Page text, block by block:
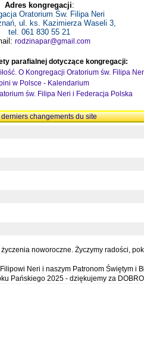
Adres kongregacji:
Oratorium Św. Filipa Neri
ul. ks. Kazimierza Waseli 3,
tel. 061 830 55 21
rodzinapar@gmail.com
parafialnej dotyczące kongregacji:
O Kongregacji Oratorium św. Filipa
w Polsce - Kalendarium
św. Filipa Neri i Federacja Polska
changements du site
noworoczne. Życzymy radości,
Neri i naszym Patronom Świętym i
Pańskiego 2025 - dziękujemy za